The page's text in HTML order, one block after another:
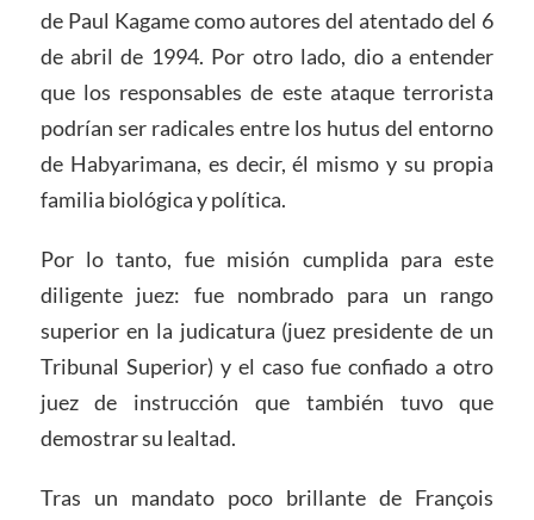
de Paul Kagame como autores del atentado del 6
de abril de 1994. Por otro lado, dio a entender
que los responsables de este ataque terrorista
podrían ser radicales entre los hutus del entorno
de Habyarimana, es decir, él mismo y su propia
familia biológica y política.
Por lo tanto, fue misión cumplida para este
diligente juez: fue nombrado para un rango
superior en la judicatura (juez presidente de un
Tribunal Superior) y el caso fue confiado a otro
juez de instrucción que también tuvo que
demostrar su lealtad.
Tras un mandato poco brillante de François